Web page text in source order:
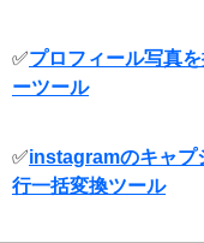
✅プロフィール写真
ーツール
✅instagramのキャプ
行一括変換ツール